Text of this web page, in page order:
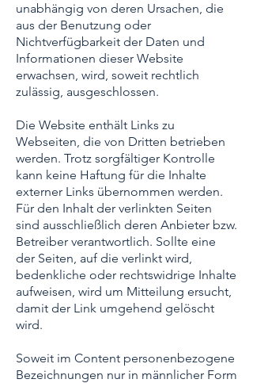
unabhängig von deren Ursachen, die
aus der Benutzung oder
Nichtverfügbarkeit der Daten und
Informationen dieser Website
erwachsen, wird, soweit rechtlich
zulässig, ausgeschlossen.
Die Website enthält Links zu
Webseiten, die von Dritten betrieben
werden. Trotz sorgfältiger Kontrolle
kann keine Haftung für die Inhalte
externer Links übernommen werden.
Für den Inhalt der verlinkten Seiten
sind ausschließlich deren Anbieter bzw.
Betreiber verantwortlich. Sollte eine
der Seiten, auf die verlinkt wird,
bedenkliche oder rechtswidrige Inhalte
aufweisen, wird um Mitteilung ersucht,
damit der Link umgehend gelöscht
wird.
Soweit im Content personenbezogene
Bezeichnungen nur in männlicher Form